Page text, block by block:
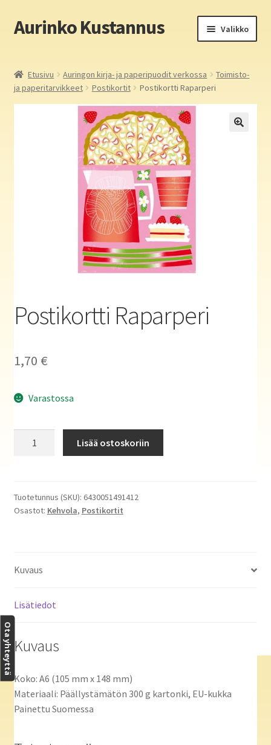
Siirry
navigointiin
Siirry
sisältöön
Aurinko Kustannus Valikko
Yritys
Aurinko Kustannus: kirjat
Auringon kirja- ja paperipuodit verkossa
Etusivu Auringon kirja- ja paperipuodit verkossa
Toimisto-
ja paperitarvikkeet
Postikortit Postikortti Raparperi
Postikortti Raparperi
1,70 €
Varastossa
Lisää ostoskoriin
Tuotetunnus (SKU): 6430051491412
Osastot: Kehvola, Postikortit
Kuvaus
Lisätiedot
Kuvaus
Koko: A6 (105 mm x 148 mm)
Materiaali: Päällystämätön 300 g kartonki, EU-kukka
Painettu Suomessa
Ota yhteyttä